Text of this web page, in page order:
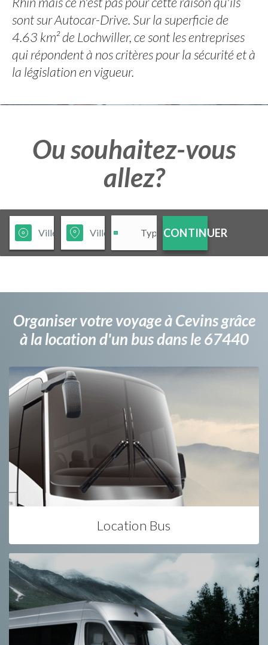
sont sur Autocar-Drive. Sur la superficie de
4.63 km² de Lochwiller, ce sont les entreprises
qui répondent à nos critères pour la sécurité et à
la législation en vigueur.
Ou souhaitez-vous
allez?
CONTINUER
Organiser votre voyage à Cevins grâce
à la location d'un bus dans le 67440
Location Bus